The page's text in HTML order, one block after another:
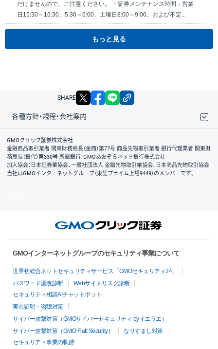
だけませんので、ご注意ください。 ・証券メンテナンス時間：営業
日15:30～16:30、5:30～6:00、土曜日8:00～9:00、および不定...
もっと見る
SHARE X facebook
各種方針・規程・会社案内
取引規程・約款
サイトマップ
その他のご案内
個人情報保護方針
最良執行方針
サイトのご利用について
ディスクレイマー
信託保全
リスク説明
会社案内
GMOクリック証券株式会社
金融商品取引業者 関東財務局長（金商）第77号 商品先物取引業者 銀行代理業者 関東財
務局長（銀代）第330号 所属銀行：GMOあおぞらネット銀行株式会社
加入協会：日本証券業協会、一般社団法人 金融先物取引業協会、日本商品先物取引協会
当社はGMOインターネットグループ（東証プライム上場9449）のメンバーです。
GMOインターネットグループのセキュリティ事業について
世界初総合ネットセキュリティサービス「GMOセキュリティ24」
パスワード漏洩診断
Webサイトリスク診断
セキュリティ相談AIチャットボット
実在証明・盗聴対策
サイバー攻撃対策（GMOサイバーセキュリティ byイエラエ）
サイバー攻撃対策（GMO Flatt Security）
なりすまし対策
セキュリティ事業の軌跡